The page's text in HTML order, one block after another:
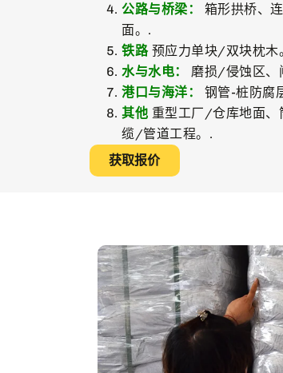
公路与桥梁：
箱形拱桥、
面。.
铁路 预应力单块/双块枕木
水与水电：
磨损/侵蚀区、
港口与海洋：
钢管-桩防腐
其他 重型工厂/仓库地面、
缆/管道工程。.
获取报价